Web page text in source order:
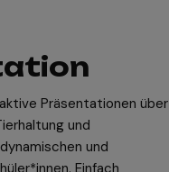
Präsentationen über
und
und
Einfach